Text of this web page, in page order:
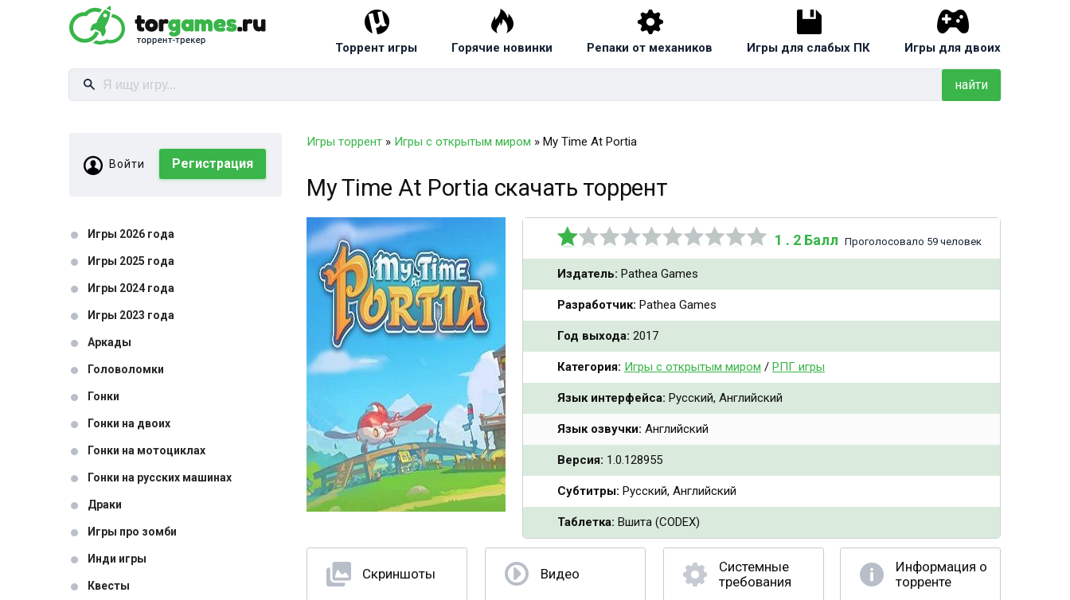
Торрент игры Горячие новинки Репаки от механиков Игры для слабых ПК Игры для двоих
найти
Войти Регистрация
Игры 2026 года
Игры 2025 года
Игры 2024 года
Игры 2023 года
Аркады
Головоломки
Гонки
Гонки на двоих
Гонки на мотоциклах
Гонки на русских машинах
Драки
Игры про зомби
Инди игры
Квесты
Игры торрент » Игры с открытым миром » My Time At Portia
My Time At Portia скачать торрент
1 . 2 Балл Проголосовало 59 человек
Издатель: Pathea Games
Разработчик: Pathea Games
Год выхода: 2017
Категория: Игры с открытым миром / РПГ игры
Язык интерфейса: Русский, Английский
Язык озвучки: Английский
Версия: 1.0.128955
Субтитры: Русский, Английский
Таблетка: Вшита (CODEX)
Скриншоты Видео
Системные
требования
Информация о
торренте